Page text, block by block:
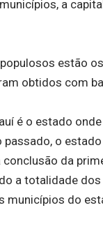
a
estão
obtidos com
é o estado
o
da
a totalidade
municípios do